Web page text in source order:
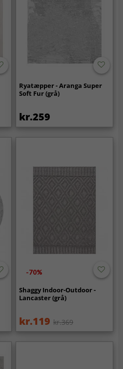
Ryatæpper - Aranga Super
Soft Fur (grå)
kr.259
-70%
Shaggy Indoor-Outdoor -
Lancaster (grå)
kr.119 kr.369